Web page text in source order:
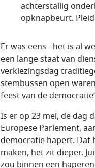
achterstallig
opknapbeurt.
Er was eens - het is al
een lange staat van
verkiezingsdag
stembussen open
feest van de
Is er op 23 mei, de dag
Europese Parlement,
democratie hapert. Dat
maken, het zit dieper.
zou binnen een